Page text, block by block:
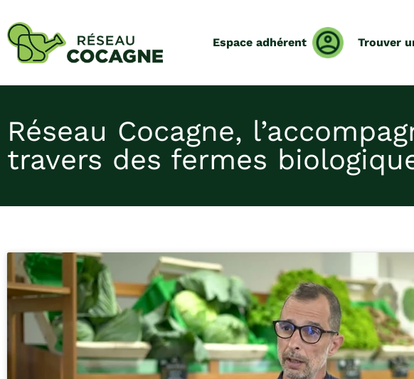
Espace adhérent Trouver
Réseau Cocagne,
travers des fermes